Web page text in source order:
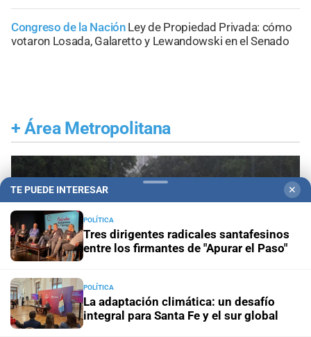
Congreso de la Nación Ley de Propiedad Privada: cómo
votaron Losada, Galaretto y Lewandowski en el Senado
+ Área Metropolitana
TE PUEDE INTERESAR ✕
POLÍTICA
Tres dirigentes radicales santafesinos
entre los firmantes de "Apurar el Paso"
POLÍTICA
La adaptación climática: un desafío
integral para Santa Fe y el sur global